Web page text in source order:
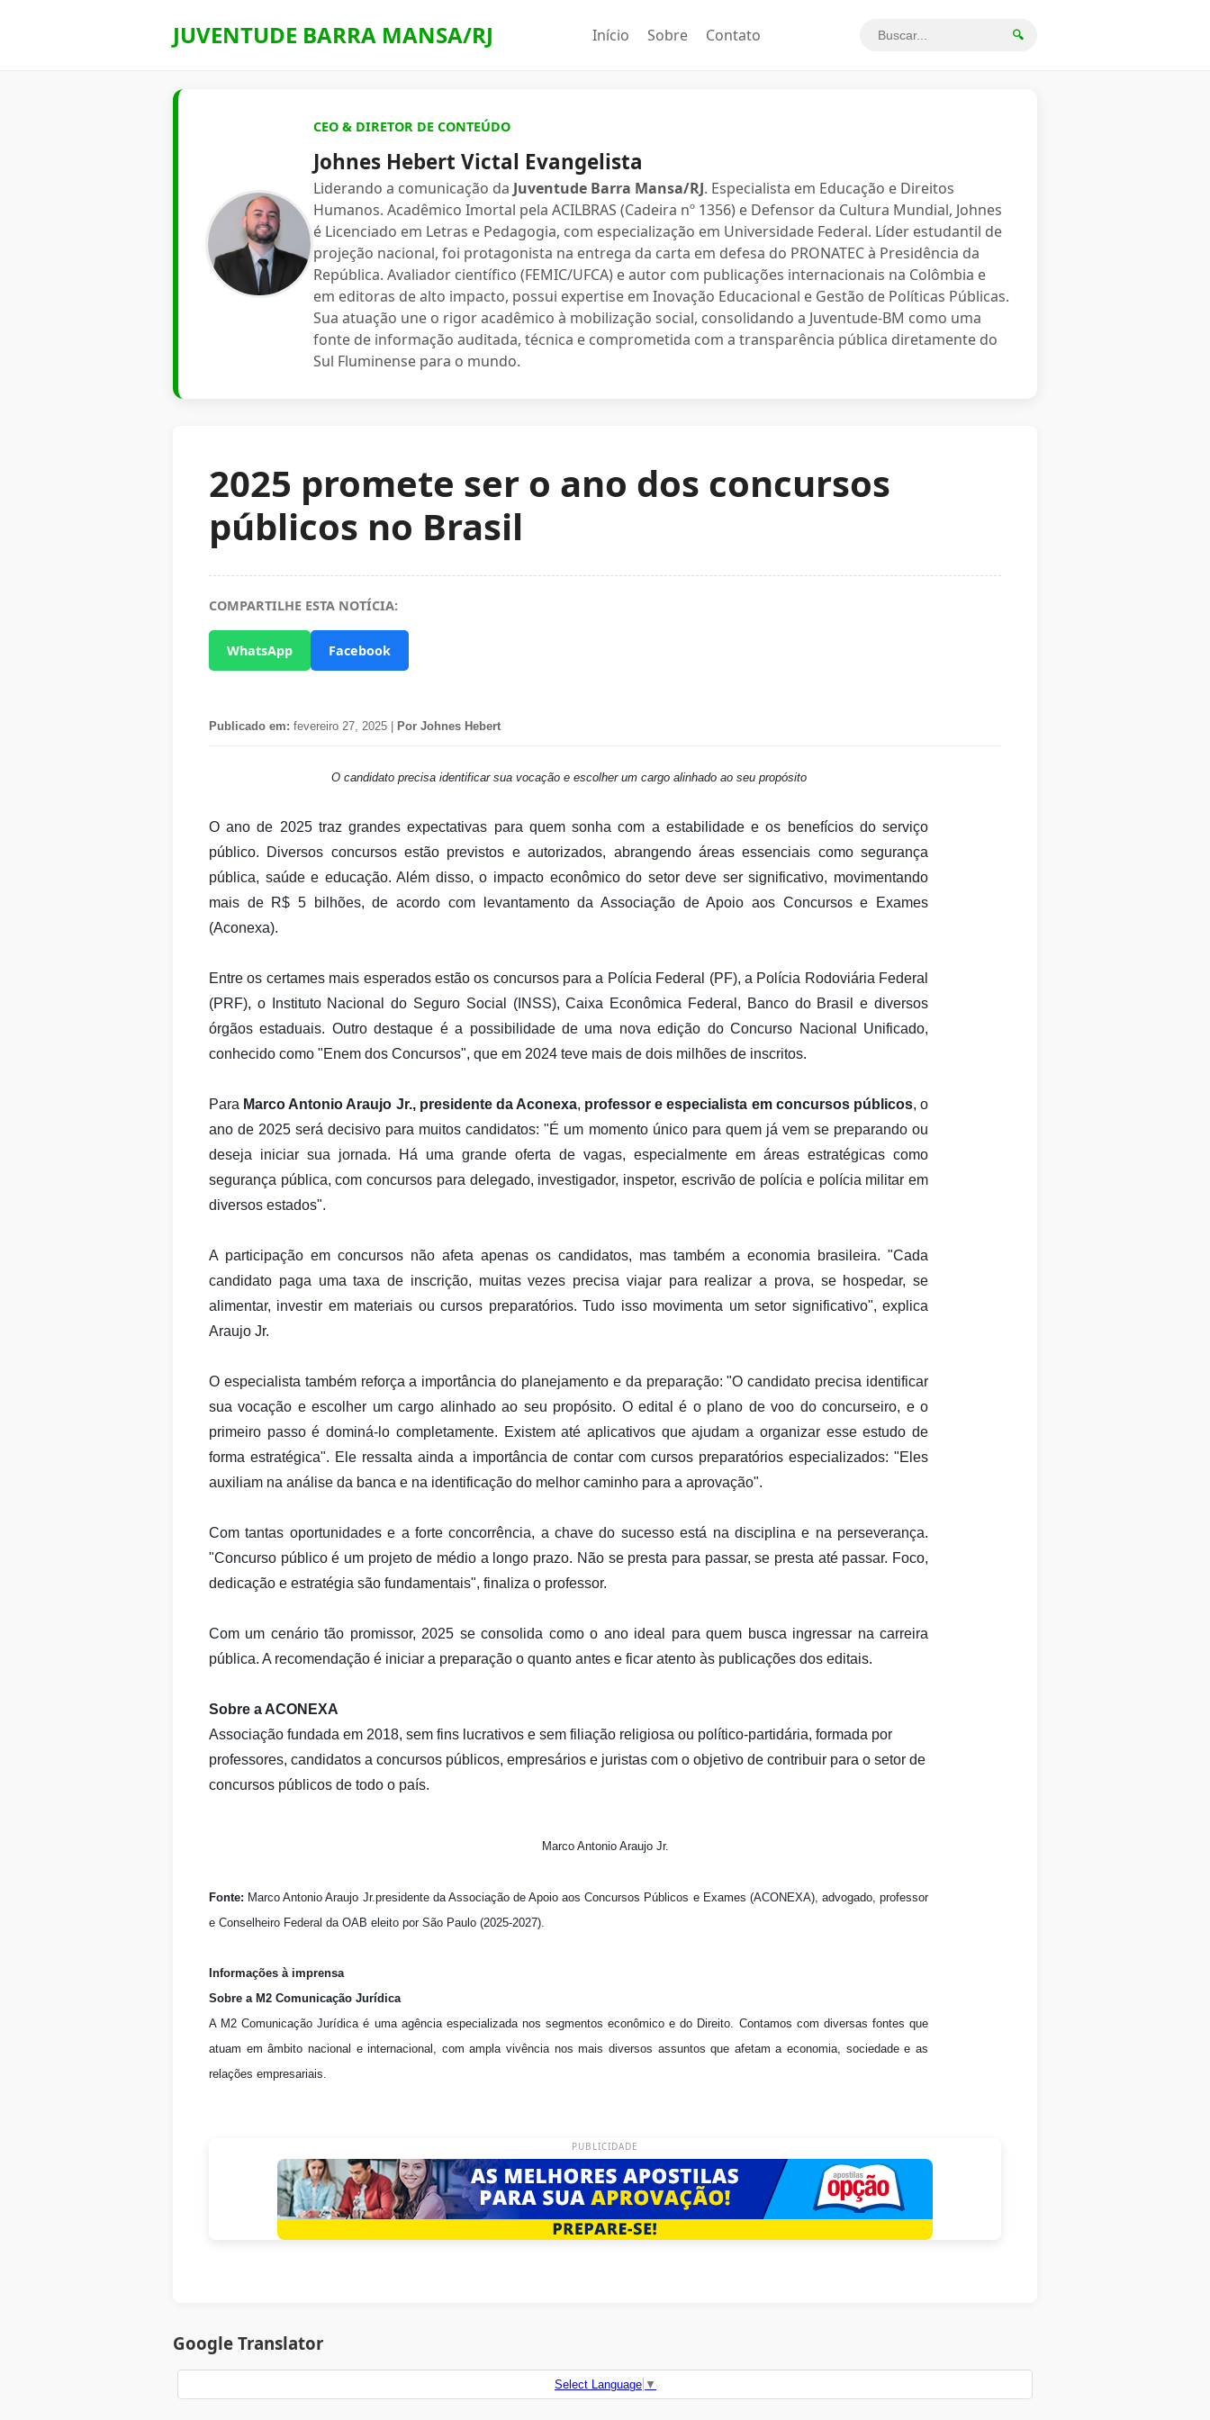
JUVENTUDE BARRA MANSA/RJ Início Sobre Contato 🔍
CEO & DIRETOR DE CONTEÚDO
Johnes Hebert Victal Evangelista
Liderando a comunicação da Juventude Barra Mansa/RJ. Especialista em Educação e Direitos
Humanos. Acadêmico Imortal pela ACILBRAS (Cadeira nº 1356) e Defensor da Cultura Mundial, Johnes
é Licenciado em Letras e Pedagogia, com especialização em Universidade Federal. Líder estudantil de
projeção nacional, foi protagonista na entrega da carta em defesa do PRONATEC à Presidência da
República. Avaliador científico (FEMIC/UFCA) e autor com publicações internacionais na Colômbia e
em editoras de alto impacto, possui expertise em Inovação Educacional e Gestão de Políticas Públicas.
Sua atuação une o rigor acadêmico à mobilização social, consolidando a Juventude-BM como uma
fonte de informação auditada, técnica e comprometida com a transparência pública diretamente do
Sul Fluminense para o mundo.
2025 promete ser o ano dos concursos
públicos no Brasil
COMPARTILHE ESTA NOTÍCIA:
WhatsApp Facebook
Publicado em: fevereiro 27, 2025 | Por Johnes Hebert
O candidato precisa identificar sua vocação e escolher um cargo alinhado ao seu propósito
O ano de 2025 traz grandes expectativas para quem sonha com a estabilidade e os benefícios do serviço
público. Diversos concursos estão previstos e autorizados, abrangendo áreas essenciais como segurança
pública, saúde e educação. Além disso, o impacto econômico do setor deve ser significativo, movimentando
mais de R$ 5 bilhões, de acordo com levantamento da Associação de Apoio aos Concursos e Exames
(Aconexa).
Entre os certames mais esperados estão os concursos para a Polícia Federal (PF), a Polícia Rodoviária Federal
(PRF), o Instituto Nacional do Seguro Social (INSS), Caixa Econômica Federal, Banco do Brasil e diversos
órgãos estaduais. Outro destaque é a possibilidade de uma nova edição do Concurso Nacional Unificado,
conhecido como "Enem dos Concursos", que em 2024 teve mais de dois milhões de inscritos.
Para Marco Antonio Araujo Jr., presidente da Aconexa, professor e especialista em concursos públicos, o
ano de 2025 será decisivo para muitos candidatos: "É um momento único para quem já vem se preparando ou
deseja iniciar sua jornada. Há uma grande oferta de vagas, especialmente em áreas estratégicas como
segurança pública, com concursos para delegado, investigador, inspetor, escrivão de polícia e polícia militar em
diversos estados".
A participação em concursos não afeta apenas os candidatos, mas também a economia brasileira. "Cada
candidato paga uma taxa de inscrição, muitas vezes precisa viajar para realizar a prova, se hospedar, se
alimentar, investir em materiais ou cursos preparatórios. Tudo isso movimenta um setor significativo", explica
Araujo Jr.
O especialista também reforça a importância do planejamento e da preparação: "O candidato precisa identificar
sua vocação e escolher um cargo alinhado ao seu propósito. O edital é o plano de voo do concurseiro, e o
primeiro passo é dominá-lo completamente. Existem até aplicativos que ajudam a organizar esse estudo de
forma estratégica". Ele ressalta ainda a importância de contar com cursos preparatórios especializados: "Eles
auxiliam na análise da banca e na identificação do melhor caminho para a aprovação".
Com tantas oportunidades e a forte concorrência, a chave do sucesso está na disciplina e na perseverança.
"Concurso público é um projeto de médio a longo prazo. Não se presta para passar, se presta até passar. Foco,
dedicação e estratégia são fundamentais", finaliza o professor.
Com um cenário tão promissor, 2025 se consolida como o ano ideal para quem busca ingressar na carreira
pública. A recomendação é iniciar a preparação o quanto antes e ficar atento às publicações dos editais.
Sobre a ACONEXA
Associação fundada em 2018, sem fins lucrativos e sem filiação religiosa ou político-partidária, formada por
professores, candidatos a concursos públicos, empresários e juristas com o objetivo de contribuir para o setor de
concursos públicos de todo o país.
Marco Antonio Araujo Jr.
Fonte: Marco Antonio Araujo Jr.presidente da Associação de Apoio aos Concursos Públicos e Exames (ACONEXA), advogado, professor
e Conselheiro Federal da OAB eleito por São Paulo (2025-2027).
Informações à imprensa
Sobre a M2 Comunicação Jurídica
A M2 Comunicação Jurídica é uma agência especializada nos segmentos econômico e do Direito. Contamos com diversas fontes que
atuam em âmbito nacional e internacional, com ampla vivência nos mais diversos assuntos que afetam a economia, sociedade e as
relações empresariais.
PUBLICIDADE
Google Translator
Select Language ▼